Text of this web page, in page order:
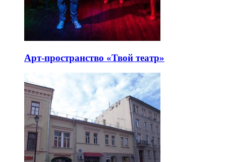
Арт-пространство «Твой театр»